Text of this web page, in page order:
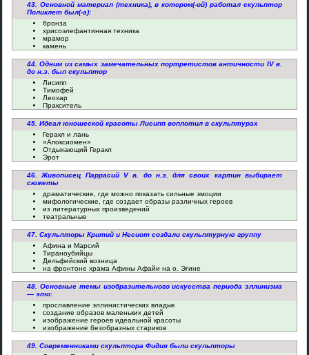
43. Основной материал (техника), в котором(-ой) работал скульптор
Поликлет был(-а):
бронза
хрисоэлефантинная техника
мрамор
камень
44. Одним из самых замечательных портретистов античности IV в.
до н.э. был скульптор
Лисипп
Тимофей
Леохар
Пракситель
45. Идеал юношеской красоты Лисипп воплотил в скульптурах
Геракл и лань
«Апоксиомен»
Отдыхающий Геракл
Эрот
46. Живописец Паррасий V в. до н.э. для своих картин выбирает
сюжеты
драматические, где можно показать сильные эмоции
мифологические, где создает образы различных героев
из литературных произведений
театральные
47. Скульпторы Критий и Несиот создали скульптурную группу
Афина и Марсий
Тираноубийцы
Дельфийский возница
на фронтоне храма Афины Афайи на о. Эгине
48. Основные темы изобразительного искусства периода эллинизма
— это:
прославление эллинистических владык
создание образов маленьких детей
изображение героев идеальной красоты
изображение безобразных стариков
49. Современниками скульптора Фидия были скульпторы